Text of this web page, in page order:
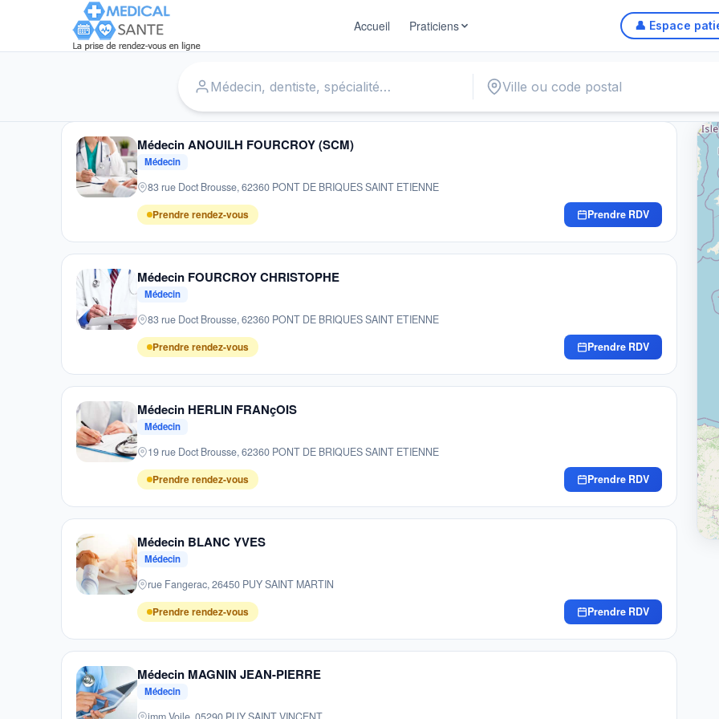
Accueil
Praticiens 👤 Espace
Médecin ANOUILH FOURCROY (SCM)
Médecin
83 rue Doct Brousse, 62360 PONT DE BRIQUES SAINT ETIENNE
Prendre rendez-vous
Prendre RDV
Médecin FOURCROY CHRISTOPHE
Médecin
83 rue Doct Brousse, 62360 PONT DE BRIQUES SAINT ETIENNE
Prendre rendez-vous
Prendre RDV
Médecin HERLIN FRANçOIS
Médecin
19 rue Doct Brousse, 62360 PONT DE BRIQUES SAINT ETIENNE
Prendre rendez-vous
Prendre RDV
Médecin BLANC YVES
Médecin
rue Fangerac, 26450 PUY SAINT MARTIN
Prendre rendez-vous
Prendre RDV
Médecin MAGNIN JEAN-PIERRE
Médecin